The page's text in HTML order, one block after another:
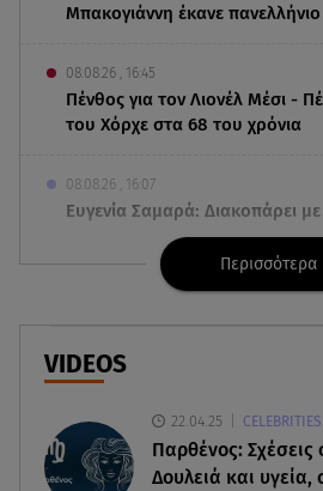
Μπακογιάννη έκανε
08.08.26 , 16:45
Πένθος για τον Λιονέλ Μέσι -
του Χόρχε στα 68 του χρόνια
08.08.26 , 16:07
Ευγενία Σαμαρά: Διακοπάρει
Μουτσινά - Πού βρίσκονται;
Back to black: η διαχρονική
Δούκισσα Νομικού: Από τη
στη Γαλλική Πολυνησία!
Περισσότερα
VIDEOS
22.04.25
Παρθένος: Σχέσεις
Δουλειά και